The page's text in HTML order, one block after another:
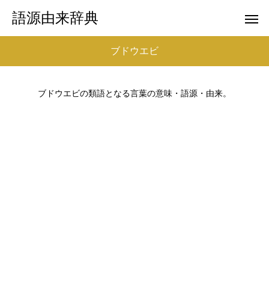
語源由来辞典
ブドウエビ
ブドウエビの類語となる言葉の意味・語源・由来。